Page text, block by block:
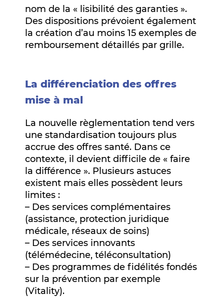
nom de la « lisibilité des garanties ».
Des dispositions prévoient également
la création d’au moins 15 exemples de
remboursement détaillés par grille.
La différenciation des offres
mise à mal
La nouvelle règlementation tend vers
une standardisation toujours plus
accrue des offres santé. Dans ce
contexte, il devient difficile de « faire
la différence ». Plusieurs astuces
existent mais elles possèdent leurs
limites :
– Des services complémentaires
(assistance, protection juridique
médicale, réseaux de soins)
– Des services innovants
(télémédecine, téléconsultation)
– Des programmes de fidélités fondés
sur la prévention par exemple
(Vitality).